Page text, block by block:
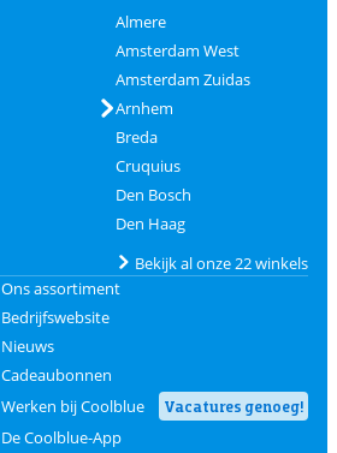
Almere
Amsterdam West
Amsterdam Zuidas
Arnhem
Breda
Cruquius
Den Bosch
Den Haag
Bekijk al onze 22 winkels
Ons assortiment
Bedrijfswebsite
Nieuws
Cadeaubonnen
Werken bij Coolblue
Vacatures genoeg!
De Coolblue-App